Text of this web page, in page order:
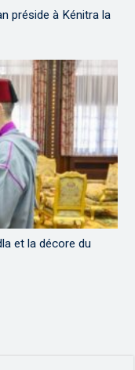
préside à Kénitra la
et la décore du